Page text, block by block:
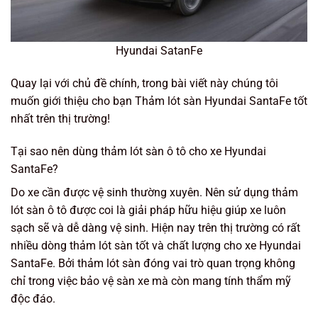
Hyundai SatanFe
Quay lại với chủ đề chính, trong bài viết này chúng tôi
muốn giới thiệu cho bạn Thảm lót sàn Hyundai SantaFe tốt
nhất trên thị trường!
Tại sao nên dùng thảm lót sàn ô tô cho xe Hyundai
SantaFe?
Do xe cần được vệ sinh thường xuyên. Nên sử dụng thảm
lót sàn ô tô được coi là giải pháp hữu hiệu giúp xe luôn
sạch sẽ và dễ dàng vệ sinh. Hiện nay trên thị trường có rất
nhiều dòng thảm lót sàn tốt và chất lượng cho xe Hyundai
SantaFe. Bởi thảm lót sàn đóng vai trò quan trọng không
chỉ trong việc bảo vệ sàn xe mà còn mang tính thẩm mỹ
độc đáo.